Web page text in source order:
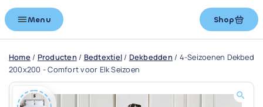
Menu Shop
Home / Producten/ Bedtextiel / Dekbedden/ 4-Seizoenen Dekbed
200x200 - Comfort voor Elk Seizoen